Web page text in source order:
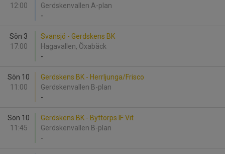
12:00
Gerdskenvallen A-plan
-
Sön 3
17:00
Svansjö - Gerdskens BK
Hagavallen, Öxabäck
-
Sön 10
11:00
Gerdskens BK - Herrljunga/Frisco
Gerdskenvallen B-plan
-
Sön 10
11:45
Gerdskens BK - Byttorps IF Vit
Gerdskenvallen B-plan
-